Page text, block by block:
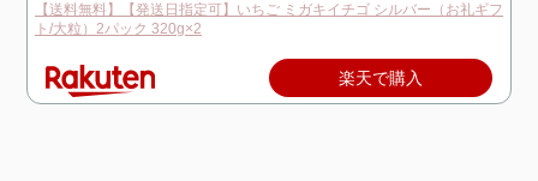
【送料無料】【発送日指定可】いちご ミガキイチゴ シルバー（お礼ギフ
ト/大粒）2パック 320g×2
楽天で購入